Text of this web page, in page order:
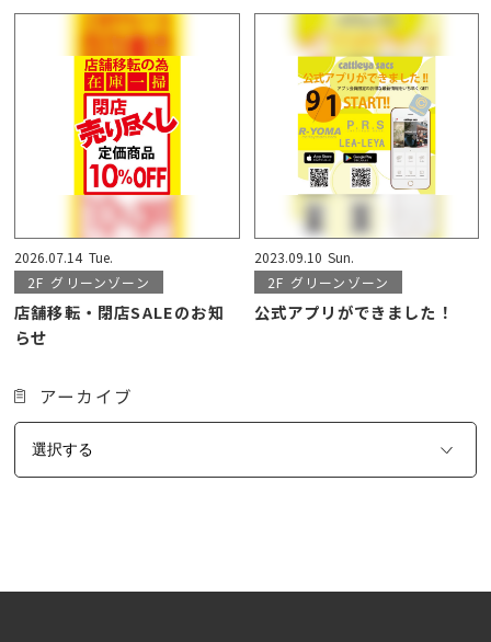
2026.07.14 Tue.
2F グリーンゾーン
店舗移転・閉店SALEのお知
らせ
2023.09.10 Sun.
2F グリーンゾーン
公式アプリができました！
アーカイブ